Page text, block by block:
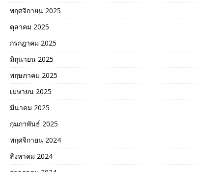
พฤศจิกายน 2025
ตุลาคม 2025
กรกฎาคม 2025
มิถุนายน 2025
พฤษภาคม 2025
เมษายน 2025
มีนาคม 2025
กุมภาพันธ์ 2025
พฤศจิกายน 2024
สิงหาคม 2024